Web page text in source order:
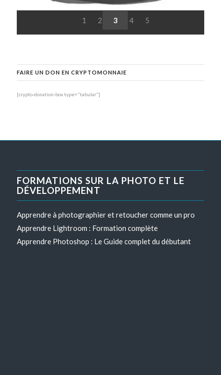
1 2 3 4 5
FAIRE UN DON EN CRYPTOMONNAIE
[crypto-donation-box type="tabular"]
FORMATIONS SUR LA PHOTO ET LE
DÉVELOPPEMENT
Apprendre à photographier et retoucher comme un pro
Apprendre Lightroom : Formation complète
Apprendre Photoshop : Le Guide complet du débutant